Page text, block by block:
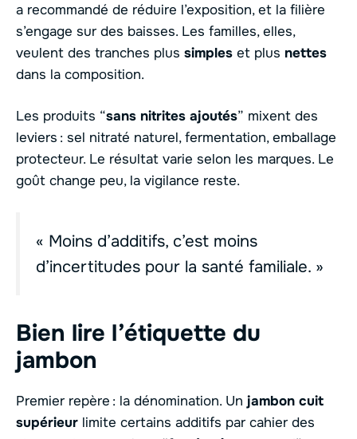
a recommandé de réduire l’exposition, et la filière
s’engage sur des baisses. Les familles, elles,
veulent des tranches plus simples et plus nettes
dans la composition.
Les produits “sans nitrites ajoutés” mixent des
leviers : sel nitraté naturel, fermentation, emballage
protecteur. Le résultat varie selon les marques. Le
goût change peu, la vigilance reste.
« Moins d’additifs, c’est moins
d’incertitudes pour la santé familiale. »
Bien lire l’étiquette du
jambon
Premier repère : la dénomination. Un jambon cuit
supérieur limite certains additifs par cahier des